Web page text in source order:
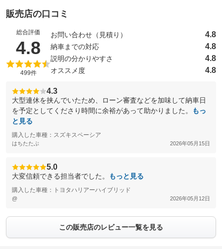
販売店の口コミ
総合評価
4.8 （5点満点中）
499件
お問い合わせ（見積り） 4.8
納車までの対応 4.8
説明の分かりやすさ 4.8
オススメ度 4.8
4.3
大型連休を挟んでいたため、ローン審査などを加味して納車日
を予定としてくださり時間に余裕があって助かりました。
もっ
と見る
購入した車種：スズキスペーシア
はちたたぶ 2026年05月15日
5.0
大変信頼できる担当者でした。 もっと見る
購入した車種：トヨタハリアーハイブリッド
@ 2026年05月12日
この販売店のレビュー一覧を見る